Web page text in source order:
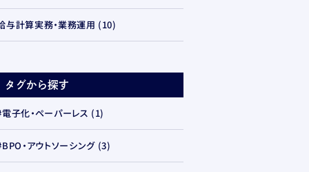
与計算実務・業務運用 (10)
子化・ペーパーレス (1)
・アウトソーシング (3)